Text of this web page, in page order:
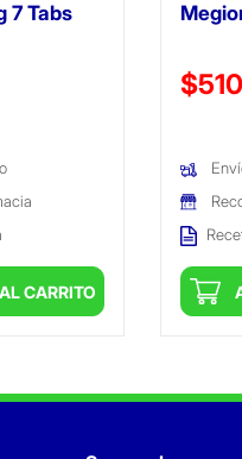
7 Tabs
CARRITO
Precio